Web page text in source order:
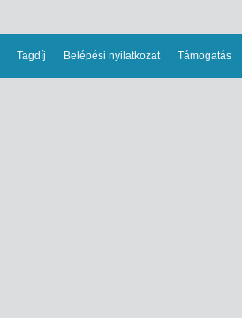
Tagdíj Belépési nyilatkozat Támogatás